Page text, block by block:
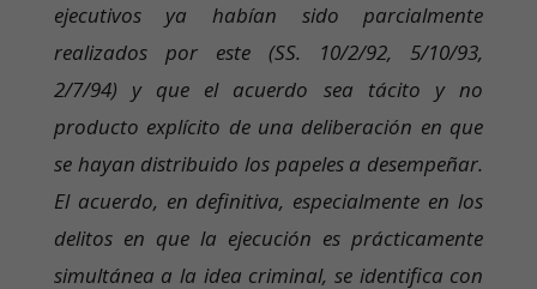
ejecutivos ya habían sido parcialmente
realizados por este (SS. 10/2/92, 5/10/93,
2/7/94) y que el acuerdo sea tácito y no
producto explícito de una deliberación en que
se hayan distribuido los papeles a desempeñar.
El acuerdo, en definitiva, especialmente en los
delitos en que la ejecución es prácticamente
simultánea a la idea criminal, se identifica con